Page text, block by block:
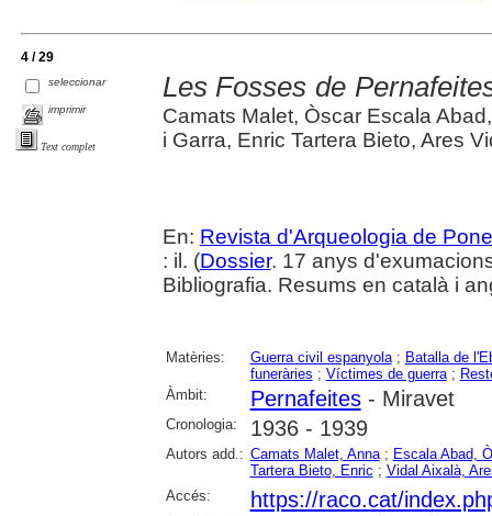
4 / 29
seleccionar
imprimir
Text complet
Les Fosses de
Camats Malet, Òscar Escala
i Garra, Enric Tartera Bieto, Ares
En: Revista d'Arqueologia de
: il. (Dossier. 17 anys
Bibliografia. Resums en català i
Matèries: Guerra civil espanyola; Batalla de
funeràries ; Víctimes de guerra;
Àmbit:
Pernafeites- Miravet
Cronologia: 1936 - 1939
Autors add.: Camats Malet, Anna; Escala Abad,
Tartera Bieto, Enric ; Vidal Aixalà,
Accés:
https://raco.cat/